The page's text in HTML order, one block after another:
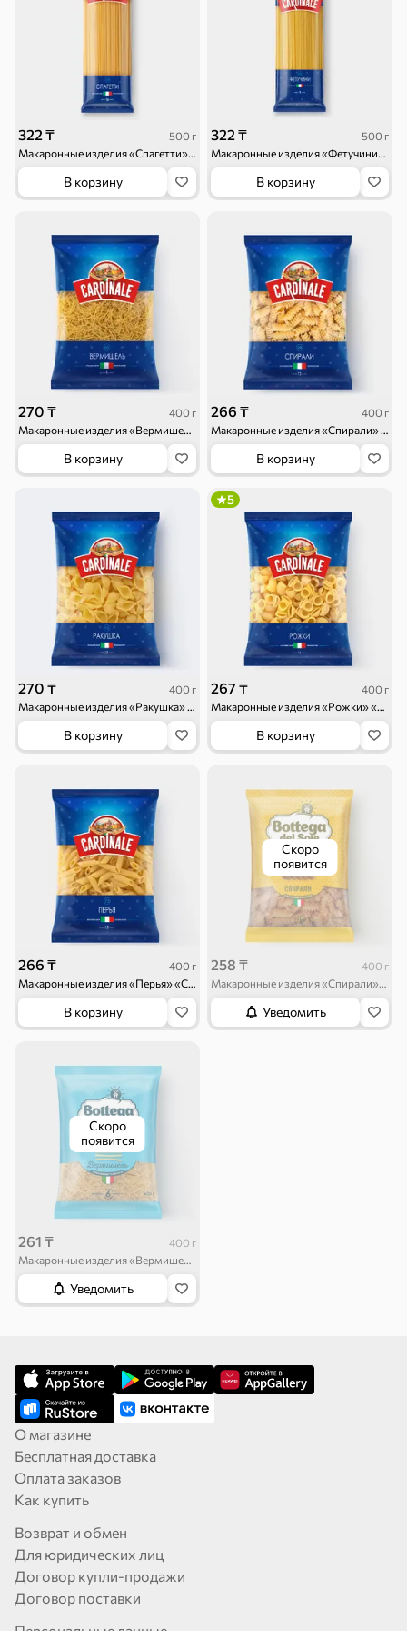
322 ₸
500 г
Макаронные изделия «Спагетти» «Cardinale», 500 г
В корзину
322 ₸
500 г
Макаронные изделия «Фетучини» «Cardinale», 500 г
В корзину
270 ₸
400 г
Макаронные изделия «Вермишель» «Cardinale», 400 г
В корзину
266 ₸
400 г
Макаронные изделия «Спирали» «Cardinale», 400 г
В корзину
270 ₸
400 г
Макаронные изделия «Ракушка» «Cardinale», 400 г
В корзину
267 ₸
400 г
Макаронные изделия «Рожки» «Cardinale», 400 г
5
В корзину
266 ₸
400 г
Макаронные изделия «Перья» «Cardinale», 400 г
В корзину
Скоро
появится
258 ₸
400 г
Макаронные изделия «Спирали», цельнозерновые «Bottega del Sole», 400 г
Уведомить
Скоро
появится
261 ₸
400 г
Макаронные изделия «Вермишель» «Bottega del Sole», 400 г
Уведомить
О магазине
Бесплатная доставка
Оплата заказов
Как купить
Возврат и обмен
Для юридических лиц
Договор купли-продажи
Договор поставки